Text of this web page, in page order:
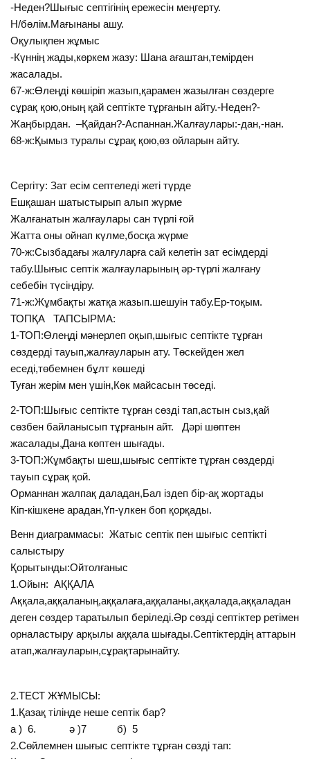
-Неден?Шығыс септігінің ережесін меңгерту.
Н/бөлім.Мағынаны ашу.
Оқулықпен жұмыс
-Күннің жады,көркем жазу: Шана ағаштан,темірден
жасалады.
67-ж:Өлеңді көшіріп жазып,қарамен жазылған сөздерге
сұрақ қою,оның қай септікте тұрғанын айту.-Неден?-
Жаңбырдан. –Қайдан?-Аспаннан.Жалғаулары:-дан,-нан.
68-ж:Қымыз туралы сұрақ қою,өз ойларын айту.
Сергіту: Зат есім септеледі жеті түрде
Ешқашан шатыстырып алып жүрме
Жалғанатын жалғаулары сан түрлі ғой
Жатта оны ойнап күлме,босқа жүрме
70-ж:Сызбадағы жалғуларға сай келетін зат есімдерді
табу.Шығыс септік жалғауларының әр-түрлі жалғану
себебін түсіндіру.
71-ж:Жұмбақты жатқа жазып.шешуін табу.Ер-тоқым.
ТОПҚА ТАПСЫРМА:
1-ТОП:Өлеңді мәнерлеп оқып,шығыс септікте тұрған
сөздерді тауып,жалғауларын ату. Төскейден жел
еседі,төбемнен бұлт көшеді
Туған жерім мен үшін,Көк майсасын төседі.
2-ТОП:Шығыс септікте тұрған сөзді тап,астын сыз,қай
сөзбен байланысып тұрғанын айт. Дәрі шөптен
жасалады,Дана көптен шығады.
3-ТОП:Жұмбақты шеш,шығыс септікте тұрған сөздерді
тауып сұрақ қой.
Орманнан жалпақ даладан,Бал іздеп бір-ақ жортады
Кіп-кішкене арадан,Үп-үлкен боп қорқады.
Венн диаграммасы: Жатыс септік пен шығыс септікті
салыстыру
Қорытынды:Ойтолғаныс
1.Ойын: АҚҚАЛА
Аққала,аққаланың,аққалаға,аққаланы,аққалада,аққаладан
деген сөздер таратылып беріледі.Әр сөзді септіктер ретімен
орналастыру арқылы аққала шығады.Септіктердің аттарын
атап,жалғауларын,сұрақтарынайту.
2.ТЕСТ ЖҰМЫСЫ:
1.Қазақ тілінде неше септік бар?
а ) 6. ә )7 б) 5
2.Сөйлемнен шығыс септікте тұрған сөзді тап: